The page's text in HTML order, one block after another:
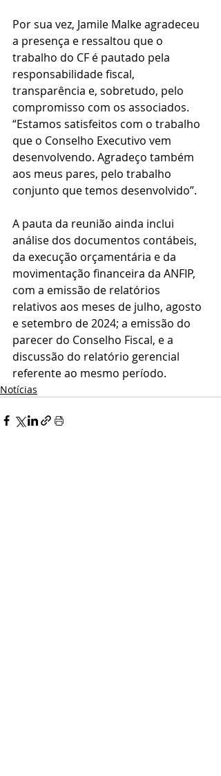
Por sua vez, Jamile Malke agradeceu
a presença e ressaltou que o
trabalho do CF é pautado pela
responsabilidade fiscal,
transparência e, sobretudo, pelo
compromisso com os associados.
“Estamos satisfeitos com o trabalho
que o Conselho Executivo vem
desenvolvendo. Agradeço também
aos meus pares, pelo trabalho
conjunto que temos desenvolvido”.
A pauta da reunião ainda inclui
análise dos documentos contábeis,
da execução orçamentária e da
movimentação financeira da ANFIP,
com a emissão de relatórios
relativos aos meses de julho, agosto
e setembro de 2024; a emissão do
parecer do Conselho Fiscal, e a
discussão do relatório gerencial
referente ao mesmo período.
Notícias